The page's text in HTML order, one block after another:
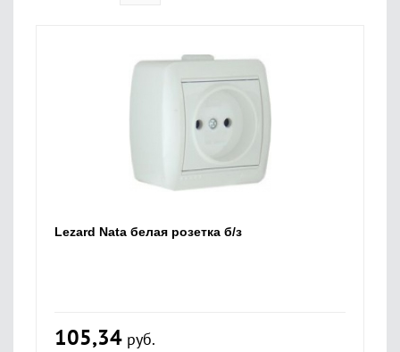
Lezard Nata белая розетка б/з
105,34 руб.